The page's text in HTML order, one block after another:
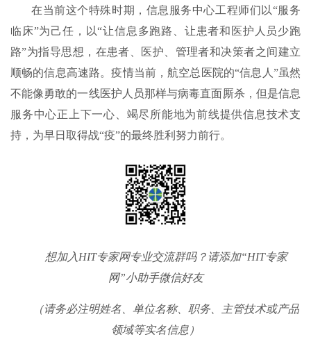
在当前这个特殊时期，信息服务中心工程师们以“服务
临床”为己任，以“让信息多跑路、让患者和医护人员少跑
路”为指导思想，在患者、医护、管理者和决策者之间建立
顺畅的信息高速路。疫情当前，航空总医院的“信息人”虽然
不能像勇敢的一线医护人员那样与病毒直面厮杀，但是信息
服务中心正上下一心、竭尽所能地为前线提供信息技术支
持，为早日取得战“疫”的最终胜利努力前行。
想加入 HIT专家网专业交流群吗？请添加“HIT专家
网”小助手微信好友
（请务必注明姓名、单位名称、职务、主管技术或产品
领域等实名信息）